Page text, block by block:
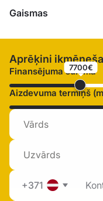
Gaismas
Aprēķini
Finansējuma summa
7700€
Aizdevuma termiņš
+371